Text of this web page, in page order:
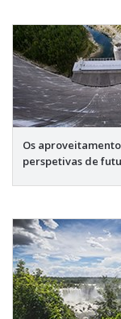
Os
perspetivas de